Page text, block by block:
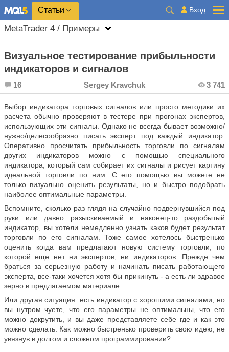
Статьи Вход
MetaTrader 4 / Примеры
Визуальное тестирование прибыльности
индикаторов и сигналов
16 Sergey Kravchuk 3 741
Выбор индикатора торговых сигналов или просто методики их
расчета обычно проверяют в тестере при прогонах экспертов,
использующих эти сигналы. Однако не всегда бывает возможно/
нужно/целесообразно писать эксперт под каждый индикатор.
Оперативно просчитать прибыльность торговли по сигналам
других индикаторов можно с помощью специального
индикатора, который сам собирает их сигналы и рисует картину
идеальной торговли по ним. С его помощью вы можете не
только визуально оценить результаты, но и быстро подобрать
наиболее оптимальные параметры.
Вспомните, сколько раз глядя на случайно подвернувшийся под
руки или давно разыскиваемый и наконец-то раздобытый
индикатор, вы хотели немедленно узнать каков будет результат
торговли по его сигналам. Тоже самое хотелось быстренько
оценить когда вам предлагают новую систему торговли, по
которой еще нет ни экспертов, ни индикаторов. Прежде чем
браться за серьезную работу и начинать писать работающего
эксперта, все-таки хочется хотя бы прикинуть - а есть ли здравое
зерно в предлагаемом материале.
Или другая ситуация: есть индикатор с хорошими сигналами, но
вы нутром чуете, что его параметры не оптимальны, что его
можно докрутить, и вы даже представляете себе где и как это
можно сделать. Как можно быстренько проверить свою идею, не
увязнув в долгом и сложном программировании?